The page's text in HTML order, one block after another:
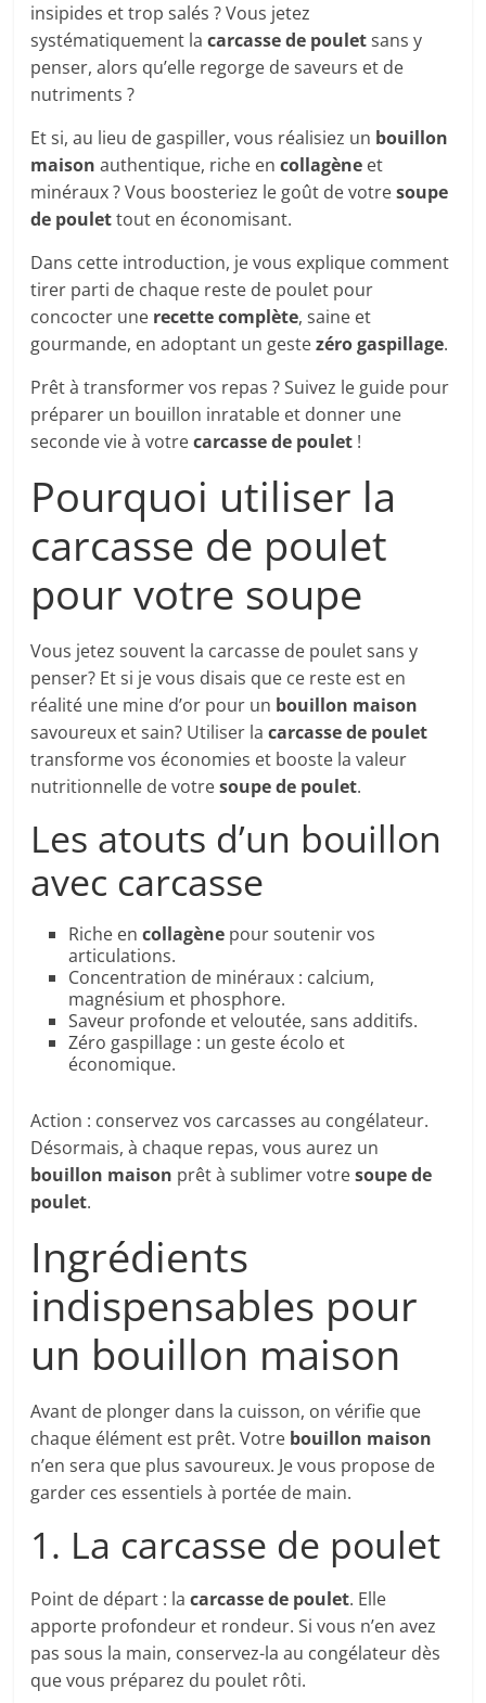
insipides et trop salés ? Vous jetez
systématiquement lacarcasse de pouletsans y
penser, alors qu’elle regorge de saveurs et de
nutriments ?
Et si, au lieu de gaspiller, vous réalisiez un bouillon
maison authentique, riche encollagène et
minéraux ? Vous boosteriez le goût de votresoupe
de poulettout en économisant.
Dans cette introduction, je vous explique comment
tirer parti de chaque reste de poulet pour
concocter une recette complète, saine et
gourmande, en adoptant un gestezéro gaspillage.
Prêt à transformer vos repas ? Suivez le guide pour
préparer un bouillon inratable et donner une
seconde vie à votrecarcasse de poulet !
Pourquoi utiliser la
carcasse de poulet
pour votre soupe
Vous jetez souvent la carcasse de poulet sans y
penser? Et si je vous disais que ce reste est en
réalité une mine d’or pour un bouillon maison
savoureux et sain? Utiliser lacarcasse de poulet
transforme vos économies et booste la valeur
nutritionnelle de votresoupe de poulet.
Les atouts d’un bouillon
avec carcasse
Riche encollagène pour soutenir vos
articulations.
Concentration de minéraux : calcium,
magnésium et phosphore.
Saveur profonde et veloutée, sans additifs.
Zéro gaspillage : un geste écolo et
économique.
Action : conservez vos carcasses au congélateur.
Désormais, à chaque repas, vous aurez un
bouillon maison prêt à sublimer votresoupe de
poulet.
Ingrédients
indispensables pour
un bouillon maison
Avant de plonger dans la cuisson, on vérifie que
chaque élément est prêt. Votre bouillon maison
n’en sera que plus savoureux. Je vous propose de
garder ces essentiels à portée de main.
1. La carcasse de poulet
Point de départ : lacarcasse de poulet. Elle
apporte profondeur et rondeur. Si vous n’en avez
pas sous la main, conservez-la au congélateur dès
que vous préparez du poulet rôti.